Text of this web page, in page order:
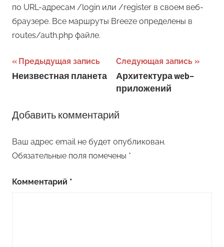
по URL-адресам /login или /register в своем веб-
браузере. Все маршруты Breeze определены в
routes/auth.php файле.
Навигация
по
Предыдущая запись
Неизвестная планета
Следующая запись
Архитектура web-
приложений
Добавить комментарий
Ваш адрес email не будет опубликован.
Обязательные поля помечены *
Комментарий *